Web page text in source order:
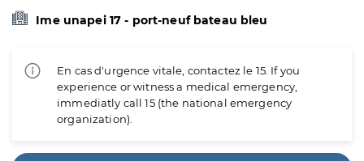
Ime unapei 17 - port-neuf bateau bleu
En cas d'urgence vitale, contactez le 15. If you
experience or witness a medical emergency,
immediatly call 15 (the national emergency
organization).